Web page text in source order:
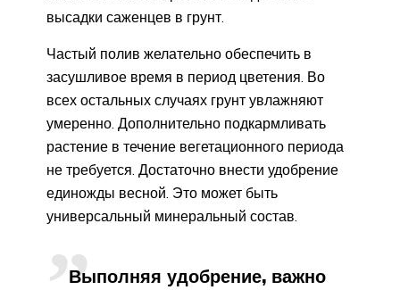
высадки саженцев в грунт.
Частый полив желательно обеспечить в
засушливое время в период цветения. Во
всех остальных случаях грунт увлажняют
умеренно. Дополнительно подкармливать
растение в течение вегетационного периода
не требуется. Достаточно внести удобрение
единожды весной. Это может быть
универсальный минеральный состав.
Выполняя удобрение, важно